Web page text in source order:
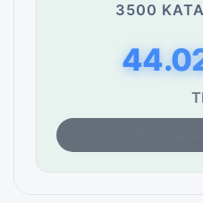
3500